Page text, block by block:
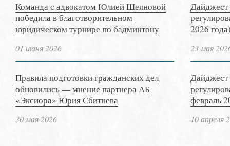
Команда с адвокатом Юлией Шеяновой
победила в благотворительном
юридическом турнире по бадминтону
01 июня 2026
Правила подготовки гражданских дел
обновились — мнение партнера АБ
«Эксиора» Юрия Сбитнева
30 мая 2026
Дайджест
2026
23 мая
Дайджест
февраль
10 апреля